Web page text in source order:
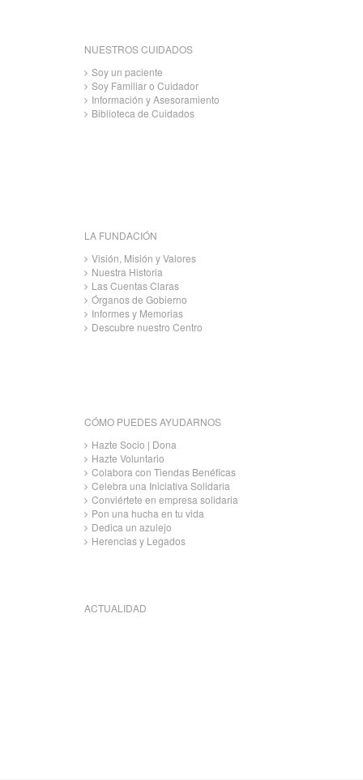
NUESTROS CUIDADOS
Soy un paciente
Soy Familiar o Cuidador
Información y Asesoramiento
Biblioteca de Cuidados
LA FUNDACIÓN
Visión, Misión y Valores
Nuestra Historia
Las Cuentas Claras
Órganos de Gobierno
Informes y Memorias
Descubre nuestro Centro
CÓMO PUEDES AYUDARNOS
Hazte Socio | Dona
Hazte Voluntario
Colabora con Tiendas Benéficas
Celebra una Iniciativa Solidaria
Conviértete en empresa solidaria
Pon una hucha en tu vida
Dedica un azulejo
Herencias y Legados
ACTUALIDAD